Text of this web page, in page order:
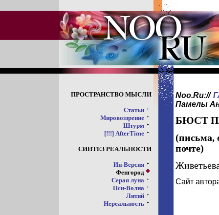
ПРОСТРАНСТВО МЫСЛИ
Статьи
Мировоззрение
Штурм
[!!!] AfterTime
СИНТЕЗ РЕАЛЬНОСТИ
Ин-Версия
Фенгород
Серая луна
Пси-Волна
Литий
Нереальность
Noo.Ru://
Памелы
БЮСТ
(письма,
почте)
Сайт